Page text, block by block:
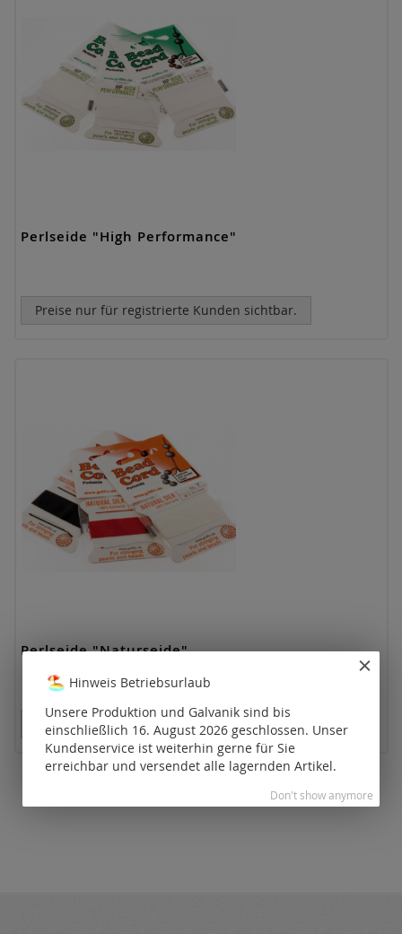
Perlseide "High Performance"
Preise nur für registrierte Kunden sichtbar.
Perlseide "Naturseide"
Preise nur für registrierte Kunden sichtbar.
Hinweis Betriebsurlaub
Unsere Produktion und Galvanik sind bis
einschließlich 16. August 2026 geschlossen. Unser
Kundenservice ist weiterhin gerne für Sie
erreichbar und versendet alle lagernden Artikel.
Don't show anymore